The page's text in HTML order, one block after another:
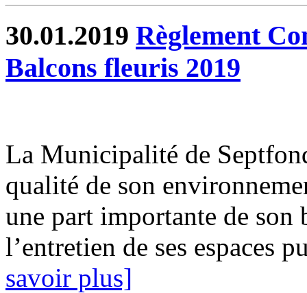
30.01.2019 Règlement
Balcons fleuris 2019
La Municipalité de
qualité de son
une part importante de son
l’entretien de ses espaces
savoir plus]